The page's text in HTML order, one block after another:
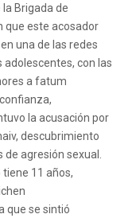
Brigada de
que este acosador
una de las redes
con las
a fatum
la acusación por
descubrimiento
agresión sexual.
tiene 11 años,
que se sintió